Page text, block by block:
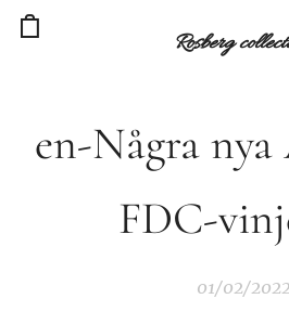
Rosberg
en-Några
FDC-
01/02/2022